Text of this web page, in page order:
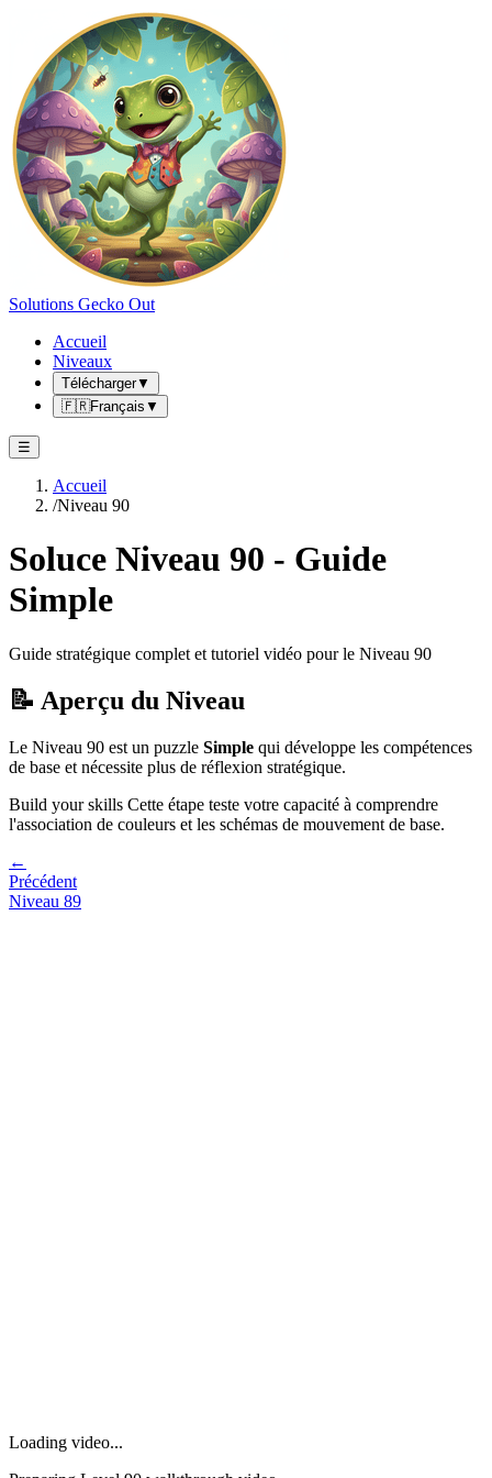
Solutions Gecko Out
Accueil
Niveaux
Télécharger▼
🇫🇷Français ▼
☰
Accueil
/Niveau 90
Soluce Niveau 90 - Guide
Simple
Guide stratégique complet et tutoriel vidéo pour le Niveau 90
📝 Aperçu du Niveau
Le Niveau 90 est un puzzle Simple qui développe les compétences
de base et nécessite plus de réflexion stratégique.
Build your skills Cette étape teste votre capacité à comprendre
l'association de couleurs et les schémas de mouvement de base.
←
Précédent
Niveau 89
Loading video...